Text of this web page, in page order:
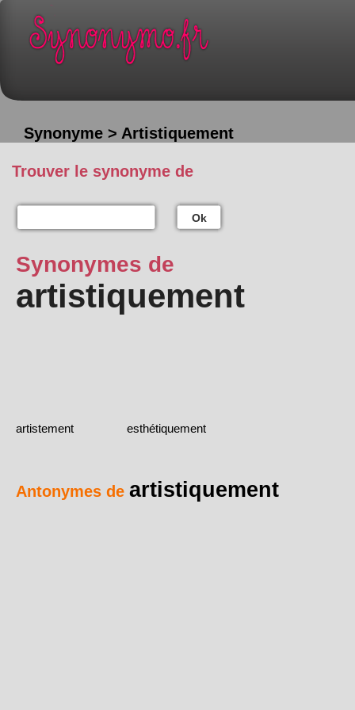
Synonyme > Artistiquement
Trouver le synonyme de
Ok
Synonymes de
artistiquement
artistement esthétiquement
Antonymes de artistiquement